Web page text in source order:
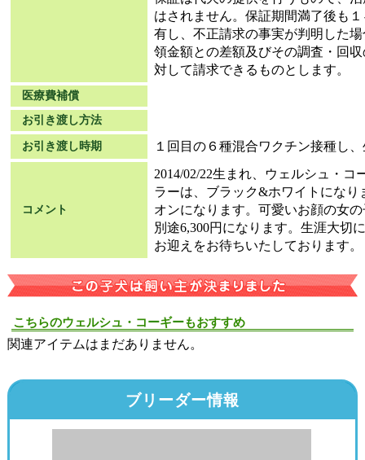
はされません。保証期間満了後も
有し、不正請求の事実が判明した
領金額との差額及びその調査・回
対して請求できるものとします。
医療費補償
お引き渡し方法
お引き渡し時期 １回目の６種混合ワクチン接種し
コメント
2014/02/22生まれ、ウェルシュ・
ラーは、ブラック&ホワイトにな
オンになります。可愛いお顔の女
別途6,300円になります。生涯大切
お迎えをお待ちいたしております。
こちらのウェルシュ・コーギーもおすすめ
関連アイテムはまだありません。
ブリーダー情報